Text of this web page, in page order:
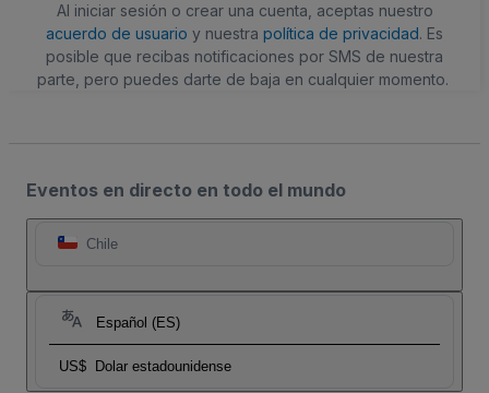
Al iniciar sesión o crear una cuenta, aceptas nuestro
acuerdo de usuario y nuestra política de privacidad. Es
posible que recibas notificaciones por SMS de nuestra
parte, pero puedes darte de baja en cualquier momento.
Eventos en directo en todo el mundo
Chile
Español (ES)
US$ Dolar estadounidense